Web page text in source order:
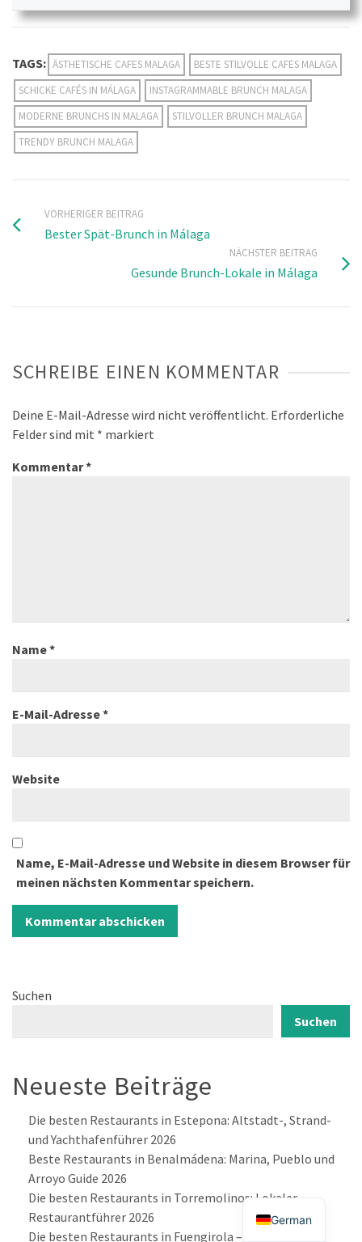
TAGS: ÄSTHETISCHE CAFES MALAGA
BESTE STILVOLLE CAFES MALAGA
SCHICKE CAFÉS IN MÁLAGA
INSTAGRAMMABLE BRUNCH MALAGA
MODERNE BRUNCHS IN MALAGA
STILVOLLER BRUNCH MALAGA
TRENDY BRUNCH MALAGA
VORHERIGER BEITRAG
Bester Spät-Brunch in Málaga
NÄCHSTER BEITRAG
Gesunde Brunch-Lokale in Málaga
SCHREIBE EINEN KOMMENTAR
Deine E-Mail-Adresse wird nicht veröffentlicht. Erforderliche
Felder sind mit * markiert
Kommentar*
Name*
E-Mail-Adresse*
Website
Name, E-Mail-Adresse und Website in diesem Browser für
meinen nächsten Kommentar speichern.
Suchen
Suchen
Neueste Beiträge
Die besten Restaurants in Estepona: Altstadt-, Strand-
und Yachthafenführer 2026
Beste Restaurants in Benalmádena: Marina, Pueblo und
Arroyo Guide 2026
Die besten Restaurants in Torremolinos: Lokaler
Restaurantführer 2026
Die besten Restaurants in Fuengirola – ein ehrlicher
German